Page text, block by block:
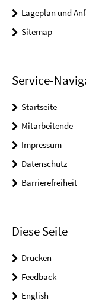
Lageplan und
Sitemap
Service-
Startseite
Mitarbeitende
Impressum
Datenschutz
Barrierefreiheit
Diese Seite
Drucken
Feedback
English